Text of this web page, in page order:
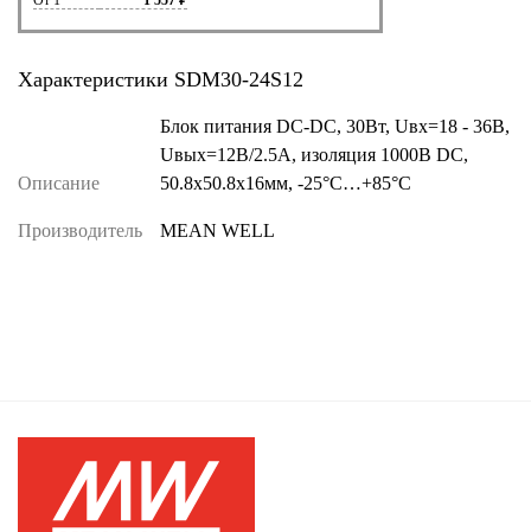
Характеристики SDM30-24S12
Описание
Блок питания DC-DC, 30Вт, Uвх=18 - 36В,
Uвых=12В/2.5А, изоляция 1000В DC,
50.8х50.8х16мм, -25°С…+85°С
Производитель MEAN WELL